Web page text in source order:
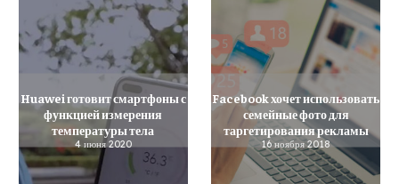
Huawei готовит смартфоны с
функцией измерения
температуры тела
4 июня 2020
Facebook хочет использовать
семейные фото для
таргетирования рекламы
16 ноября 2018